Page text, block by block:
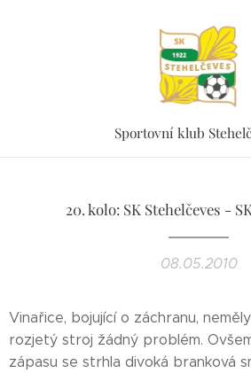
Sportovní klub
20. kolo: SK Stehelčeves -
08.05.2010
Vinařice, bojující o záchranu,
rozjetý stroj žádný problém.
zápasu se strhla divoká branková